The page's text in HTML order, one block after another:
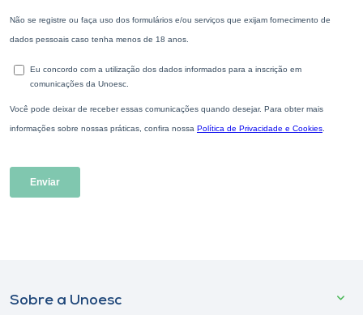
Sobre a Unoesc